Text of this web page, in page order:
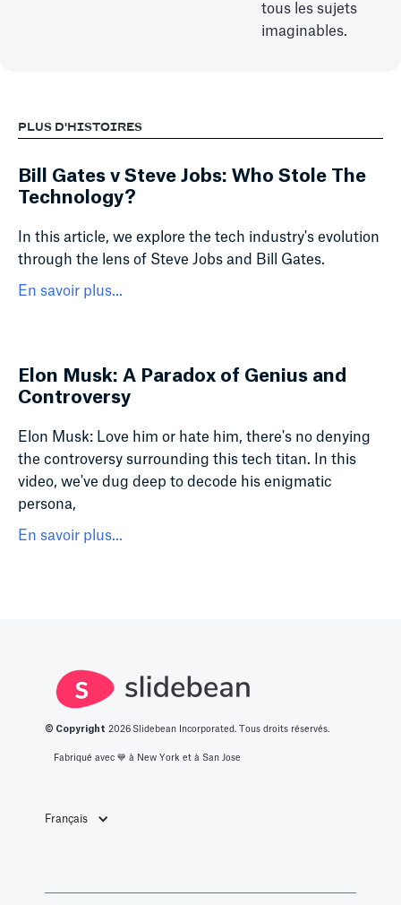
tous les sujets
imaginables.
PLUS D'HISTOIRES
Bill Gates v Steve Jobs: Who Stole The
Technology?
In this article, we explore the tech industry's evolution
through the lens of Steve Jobs and Bill Gates.
En savoir plus...
Elon Musk: A Paradox of Genius and
Controversy
Elon Musk: Love him or hate him, there's no denying
the controversy surrounding this tech titan. In this
video, we've dug deep to decode his enigmatic
persona,
En savoir plus...
© Copyright 2026 Slidebean Incorporated. Tous droits réservés.
Fabriqué avec 💙️ à New York et à San Jose
Français